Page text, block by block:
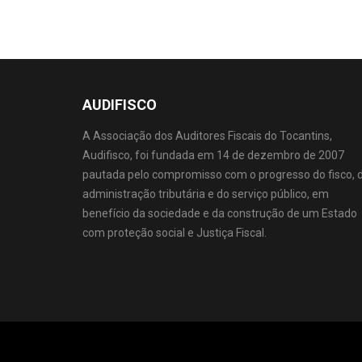
AUDIFISCO
A Associação dos Auditores Fiscais do Tocantins,
Audifisco, foi fundada em 14 de dezembro de 2007
pautada pelo compromisso com o progresso do fisco,
administração tributária e do serviço público, em
benefício da sociedade e da construção de um Estado
com proteção social e Justiça Fiscal.